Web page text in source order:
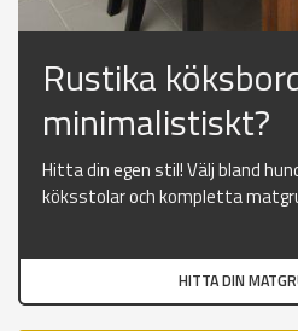
Rustika
minimalistiskt?
Hitta din egen stil! Välj bland
köksstolar och kompletta
HITTA DIN